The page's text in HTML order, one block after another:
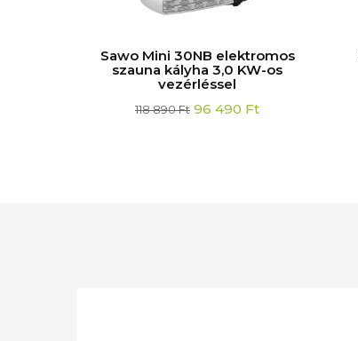
Sawo Mini 30NB elektromos
szauna kályha 3,0 KW-os
vezérléssel
118 890Ft Original
96 490 FtCurrent